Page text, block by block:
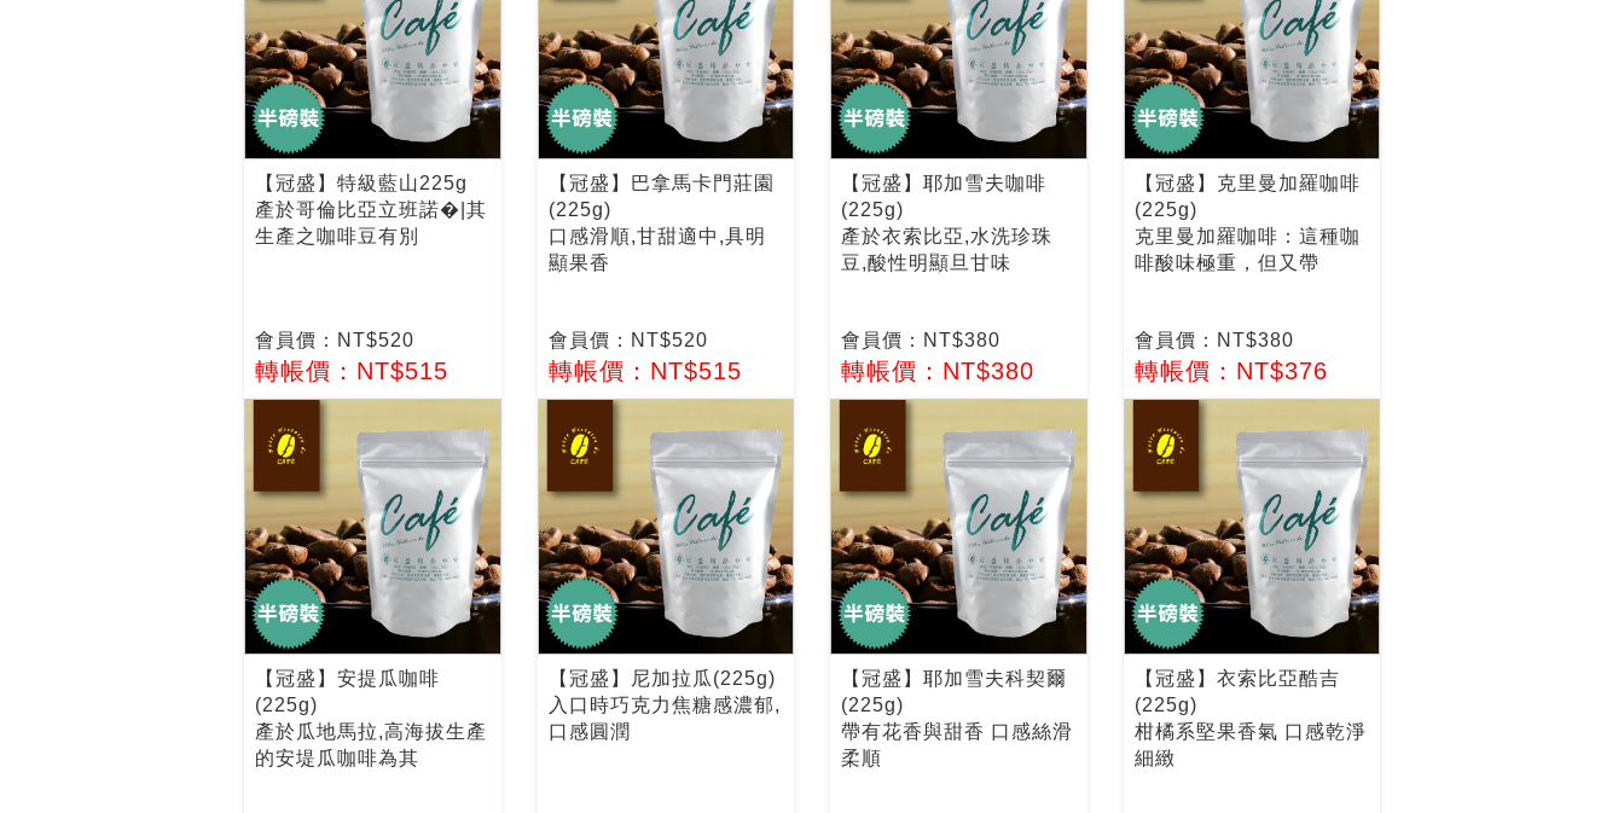
【冠盛】特級藍山225g
產於哥倫比亞立班諾�|其
生產之咖啡豆有別
會員價：NT$520
轉帳價：NT$515
【冠盛】巴拿馬卡門莊園
(225g)
口感滑順,甘甜適中,具明
顯果香
會員價：NT$520
轉帳價：NT$515
【冠盛】耶加雪夫咖啡
(225g)
產於衣索比亞,水洗珍珠
豆,酸性明顯旦甘味
會員價：NT$380
轉帳價：NT$380
【冠盛】克里曼加羅咖啡
(225g)
克里曼加羅咖啡：這種咖
啡酸味極重，但又帶
會員價：NT$380
轉帳價：NT$376
【冠盛】安提瓜咖啡
(225g)
產於瓜地馬拉,高海拔生產
的安堤瓜咖啡為其
【冠盛】尼加拉瓜(225g)
入口時巧克力焦糖感濃郁,
口感圓潤
【冠盛】耶加雪夫科契爾
(225g)
帶有花香與甜香 口感絲滑
柔順
【冠盛】衣索比亞酷吉
(225g)
柑橘系堅果香氣 口感乾淨
細緻